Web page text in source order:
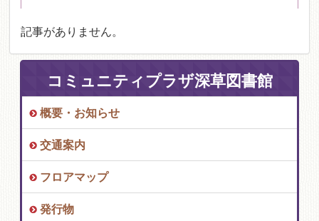
記事がありません。
コミュニティプラザ深草図書館
概要・お知らせ
交通案内
フロアマップ
発行物